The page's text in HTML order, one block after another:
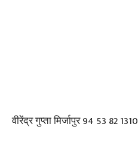
वीरेंद्र गुप्ता मिर्जापुर 94 53 82 1310